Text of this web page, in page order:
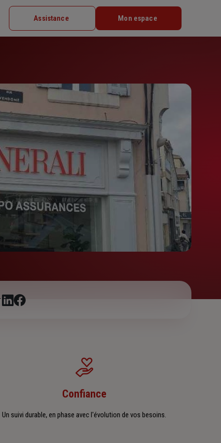
Assistance Mon espace
Confiance
Un suivi durable, en phase avec l'évolution de vos besoins.